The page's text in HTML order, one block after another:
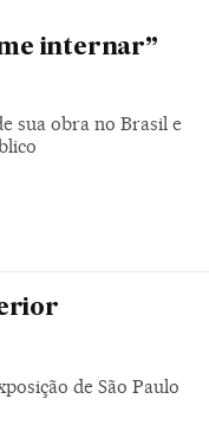
internar”
sua obra no Brasil e
de São Paulo